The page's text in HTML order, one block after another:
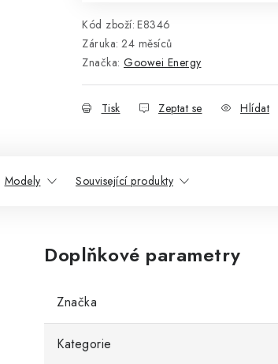
Kód zboží: E8346
Záruka: 24 měsíců
Značka: Goowei Energy
Tisk Zeptat se Hlídat
Modely Související produkty
Doplňkové parametry
Značka
Kategorie